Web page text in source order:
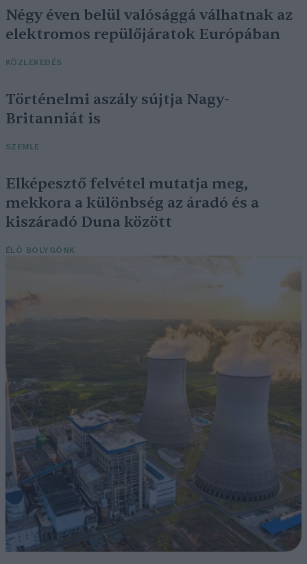
Négy éven belül valósággá válhatnak az
elektromos repülőjáratok Európában
KÖZLEKEDÉS
Történelmi aszály sújtja Nagy-
Britanniát is
SZEMLE
Elképesztő felvétel mutatja meg,
mekkora a különbség az áradó és a
kiszáradó Duna között
ÉLŐ BOLYGÓNK